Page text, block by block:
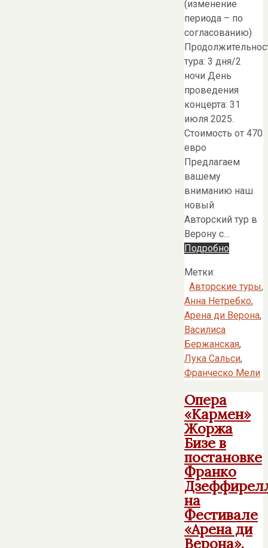
(изменение
периода – по
согласованию)
тура: 3 дня/2
ночи День
проведения
концерта: 31
июля 2025.
Стоимость от 470
евро
Предлагаем
вашему
вниманию наш
новый
Авторский тур в
Верону с…
Подробно
Метки:
Авторские туры,
Анна Нетребко,
Арена ди Верона,
Василиса
Бержанская,
Лука Сальси,
Франческо Мели
Опера
«Кармен»
Жоржа
Бизе в
постановке
Франко
на
Фестивале
«Арена ди
Верона».